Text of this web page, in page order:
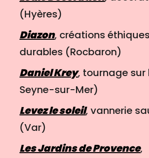
(Hyères)
Diazon, créations
durables (Rocbaron)
Daniel Krey, tournage sur
Seyne-sur-Mer)
Levez le soleil, vannerie
(Var)
Les Jardins de Provence,